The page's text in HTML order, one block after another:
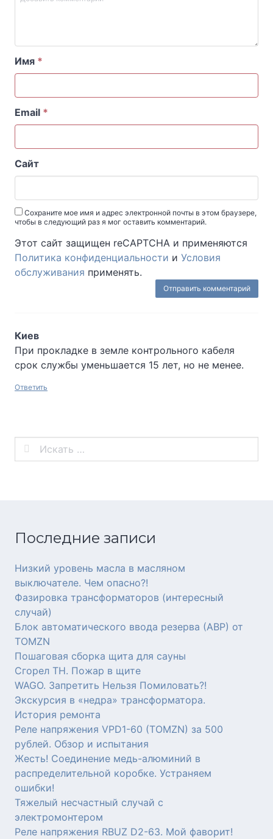
Имя *
Email *
Сайт
Сохраните мое имя и адрес электронной почты в этом браузере,
чтобы в следующий раз я мог оставить комментарий.
Этот сайт защищен reCAPTCHA и применяются
Политика конфиденциальности и Условия
обслуживания применять.
Киев
При прокладке в земле контрольного кабеля
срок службы уменьшается 15 лет, но не менее.
Ответить
Последние записи
Низкий уровень масла в масляном
выключателе. Чем опасно?!
Фазировка трансформаторов (интересный
случай)
Блок автоматического ввода резерва (АВР) от
TOMZN
Пошаговая сборка щита для сауны
Сгорел ТН. Пожар в щите
WAGO. Запретить Нельзя Помиловать?!
Экскурсия в «недра» трансформатора.
История ремонта
Реле напряжения VPD1-60 (TOMZN) за 500
рублей. Обзор и испытания
Жесть! Соединение медь-алюминий в
распределительной коробке. Устраняем
ошибки!
Тяжелый несчастный случай с
электромонтером
Реле напряжения RBUZ D2-63. Мой фаворит!